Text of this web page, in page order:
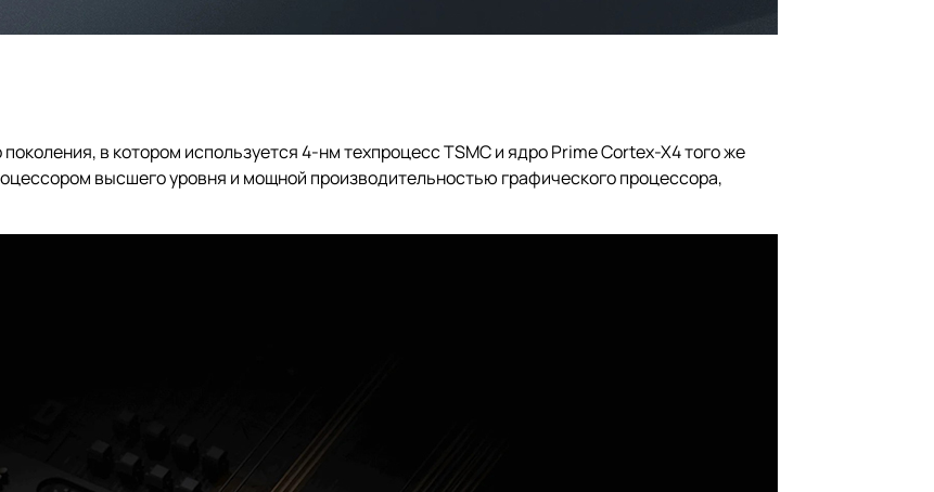
в котором используется 4-нм техпроцесс TSMC и ядро Prime Cortex-X4 того же
высшего уровня и мощной производительностью графического процессора,